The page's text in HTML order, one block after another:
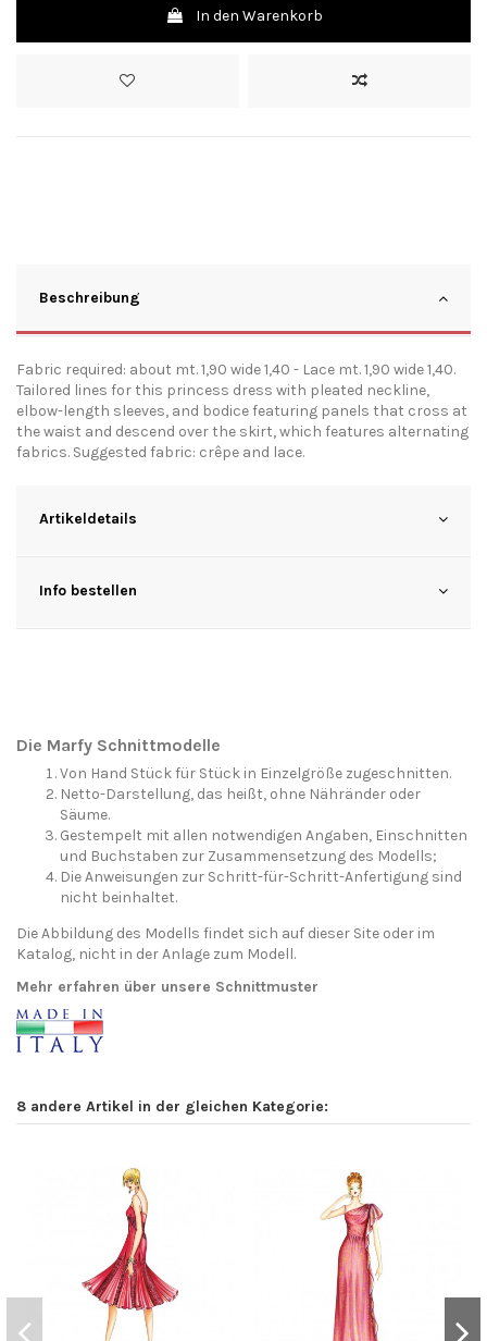
In den Warenkorb
Beschreibung
Fabric required: about mt. 1,90 wide 1,40 - Lace mt. 1,90 wide 1,40.
Tailored lines for this princess dress with pleated neckline,
elbow-length sleeves, and bodice featuring panels that cross at
the waist and descend over the skirt, which features alternating
fabrics. Suggested fabric: crêpe and lace.
Artikeldetails
Info bestellen
Die Marfy Schnittmodelle
Von Hand Stück für Stück in Einzelgröße zugeschnitten.
Netto-Darstellung, das heißt, ohne Nähränder oder
Säume.
Gestempelt mit allen notwendigen Angaben, Einschnitten
und Buchstaben zur Zusammensetzung des Modells;
Die Anweisungen zur Schritt-für-Schritt-Anfertigung sind
nicht beinhaltet.
Die Abbildung des Modells findet sich auf dieser Site oder im
Katalog, nicht in der Anlage zum Modell.
Mehr erfahren über unsere Schnittmuster
8 andere Artikel in der gleichen Kategorie: